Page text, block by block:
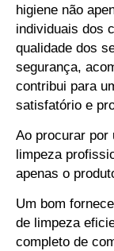
higiene não
individuais dos
qualidade dos
segurança,
contribui para
satisfatório e
Ao procurar por
limpeza
apenas o
Um bom
de limpeza
completo de